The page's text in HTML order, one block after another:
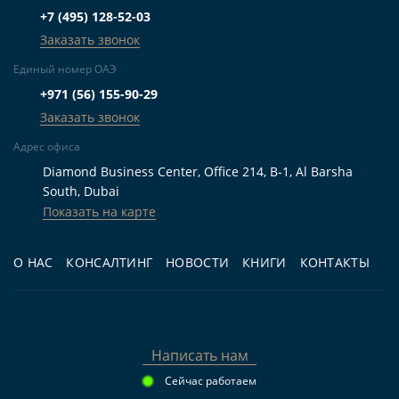
Запросить план участка, генплан деревни
и информацию о соседних очередях до
внесения резервационного платежа.
Проверить договор, график платежей,
условия передачи объекта и реквизиты
эскроу-счёта.
Определить стратегию заранее: личное
проживание, долгосрочная аренда или
О НАС КОНСАЛТИНГ НОВОСТИ КНИГИ КОНТАКТЫ
+7 (495) 128-52-03
Заказать звонок
Единый номер ОАЭ
+971 (56) 155-90-29
Заказать звонок
Адрес офиса
Diamond Business Center, Office 214, B-1, Al Barsha
South, Dubai
Показать на карте
Написать нам
Сейчас работаем